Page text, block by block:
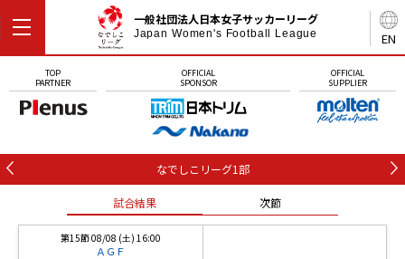
EN
一般社団法人日本女子サッカーリーグ
Japan Women's Football League
TOP
PARTNER
OFFICIAL
SPONSOR
OFFICIAL
SUPPLIER
なでしこリーグ1部
試合結果 次節
第15節 08/08 (土) 16:00
ＡＧＦ